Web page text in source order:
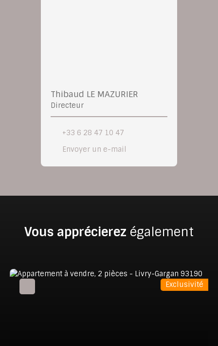
Thibaud LE MAZURIER
Directeur
+33 6 28 47 10 47
Envoyer un e-mail
Vous apprécierez également
Exclusivité